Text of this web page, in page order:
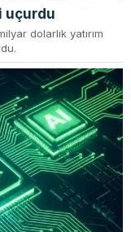
uçurdu
dolarlık yatırım